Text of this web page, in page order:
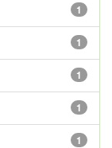
1
1
1
1
1